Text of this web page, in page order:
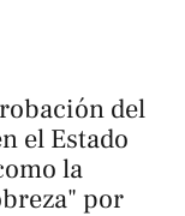
del
el Estado
la
por